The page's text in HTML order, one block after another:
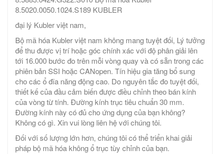
8.5020.0050.1024.S189 KUBLER
đại lý Kubler việt nam,
Bộ mã hóa Kubler việt nam không mang tuyệt đối, Lý tưởng
để thu được vị trí hoặc góc chính xác với độ phân giải lên
tới 16.000 bước đo trên mỗi vòng quay và có sẵn trong các
phiên bản SSI hoặc CANopen. Tín hiệu gia tăng bổ sung
cho các ổ đĩa năng động cao. Do nguyên tắc đo tuyệt đối,
thiết kế của đầu cảm biến được điều chỉnh theo bán kính
của vòng từ tính. Đường kính trục tiêu chuẩn 30 mm.
Đường kính này có đủ cho ứng dụng của bạn không?
Không có gì. Xin vui lòng liên hệ với chúng tôi.
Đối với số lượng lớn hơn, chúng tôi có thể triển khai giải
pháp bộ mã hóa không ổ trục tùy chỉnh của bạn.